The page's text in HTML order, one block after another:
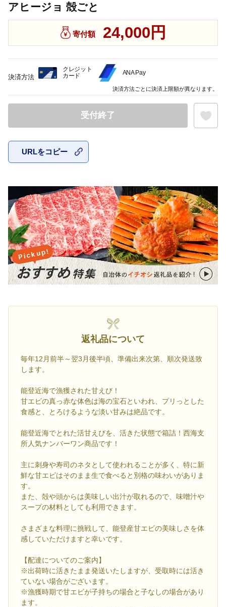
アヒージョ 殻ごと
寄付額 24,000円
受付終了
URLをコピー
返礼品について
毎年12月前半～翌3月後半頃、準備出来次第、順次発送致
します。
能登近海で漁獲された甘えび！
甘エビの真っ赤な体色は海の宝石といわれ、プリっとした
食感と、とろけるような淡い甘みは絶品です。
能登近海でとれた活甘えびを、活きた状態で箱詰！西海支
所人気ナンバーワン商品です！
主に刺身や寿司のネタとして使われることが多く、特に新
鮮な甘エビはそのまま生で食べると別格の味わいがありま
す。
また、殻や頭からは美味しい出汁が取れるので、味噌汁や
スープの材料としても利用できます。
さまざまな料理に挑戦して、能登産甘エビの美味しさを体
感していただけますと幸いです。
【配達についてのご案内】
※出荷時に活きたまま発送いたしますが、受取時には活き
ていない場合がございます。
※漁獲時期で甘エビが子持ちの場合と子なしの場合があり
ます。
決済方法
クレジット
カード
ANA Pay
決済方法ごとに決済上限額が異なります。